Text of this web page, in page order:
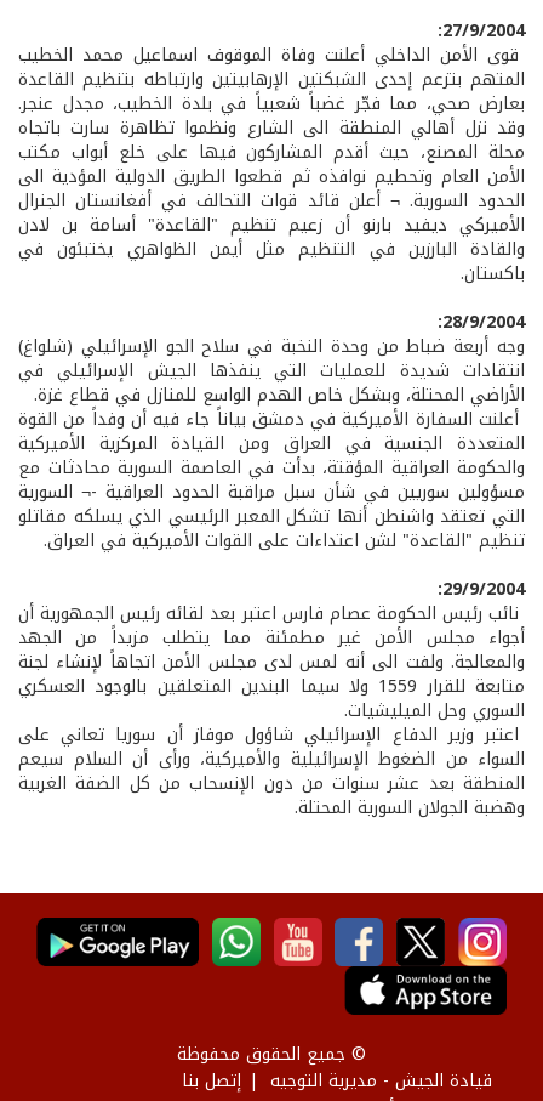
27/9/2004:
قوى الأمن الداخلي أعلنت وفاة الموقوف اسماعيل محمد الخطيب
المتهم بتزعم إحدى الشبكتين الإرهابيتين وارتباطه بتنظيم القاعدة
بعارض صحي، مما فجّر غضباً شعبياً في بلدة الخطيب، مجدل عنجر.
وقد نزل أهالي المنطقة الى الشارع ونظموا تظاهرة سارت باتجاه
محلة المصنع، حيث أقدم المشاركون فيها على خلع أبواب مكتب
الأمن العام وتحطيم نوافذه ثم قطعوا الطريق الدولية المؤدية الى
الحدود السورية. ¬ أعلن قائد قوات التحالف في أفغانستان الجنرال
الأميركي ديفيد بارنو أن زعيم تنظيم "القاعدة" أسامة بن لادن
والقادة البارزين في التنظيم مثل أيمن الظواهري يختبئون في
باكستان.
28/9/2004:
وجه أربعة ضباط من وحدة النخبة في سلاح الجو الإسرائيلي (شلواغ)
انتقادات شديدة للعمليات التي ينفذها الجيش الإسرائيلي في
الأراضي المحتلة، وبشكل خاص الهدم الواسع للمنازل في قطاع غزة.
أعلنت السفارة الأميركية في دمشق بياناً جاء فيه أن وفداً من القوة
المتعددة الجنسية في العراق ومن القيادة المركزية الأميركية
والحكومة العراقية المؤقتة، بدأت في العاصمة السورية محادثات مع
مسؤولين سوريين في شأن سبل مراقبة الحدود العراقية -¬ السورية
التي تعتقد واشنطن أنها تشكل المعبر الرئيسي الذي يسلكه مقاتلو
تنظيم "القاعدة" لشن اعتداءات على القوات الأميركية في العراق.
29/9/2004:
نائب رئيس الحكومة عصام فارس اعتبر بعد لقائه رئيس الجمهورية أن
أجواء مجلس الأمن غير مطمئنة مما يتطلب مزيداً من الجهد
والمعالجة. ولفت الى أنه لمس لدى مجلس الأمن اتجاهاً لإنشاء لجنة
متابعة للقرار 1559 ولا سيما البندين المتعلقين بالوجود العسكري
السوري وحل الميليشيات.
اعتبر وزير الدفاع الإسرائيلي شاؤول موفاز أن سوريا تعاني على
السواء من الضغوط الإسرائيلية والأميركية، ورأى أن السلام سيعم
المنطقة بعد عشر سنوات من دون الإنسحاب من كل الضفة الغربية
وهضبة الجولان السورية المحتلة.
© جميع الحقوق محفوظة
قيادة الجيش - مديرية التوجيه
إتصل بنا